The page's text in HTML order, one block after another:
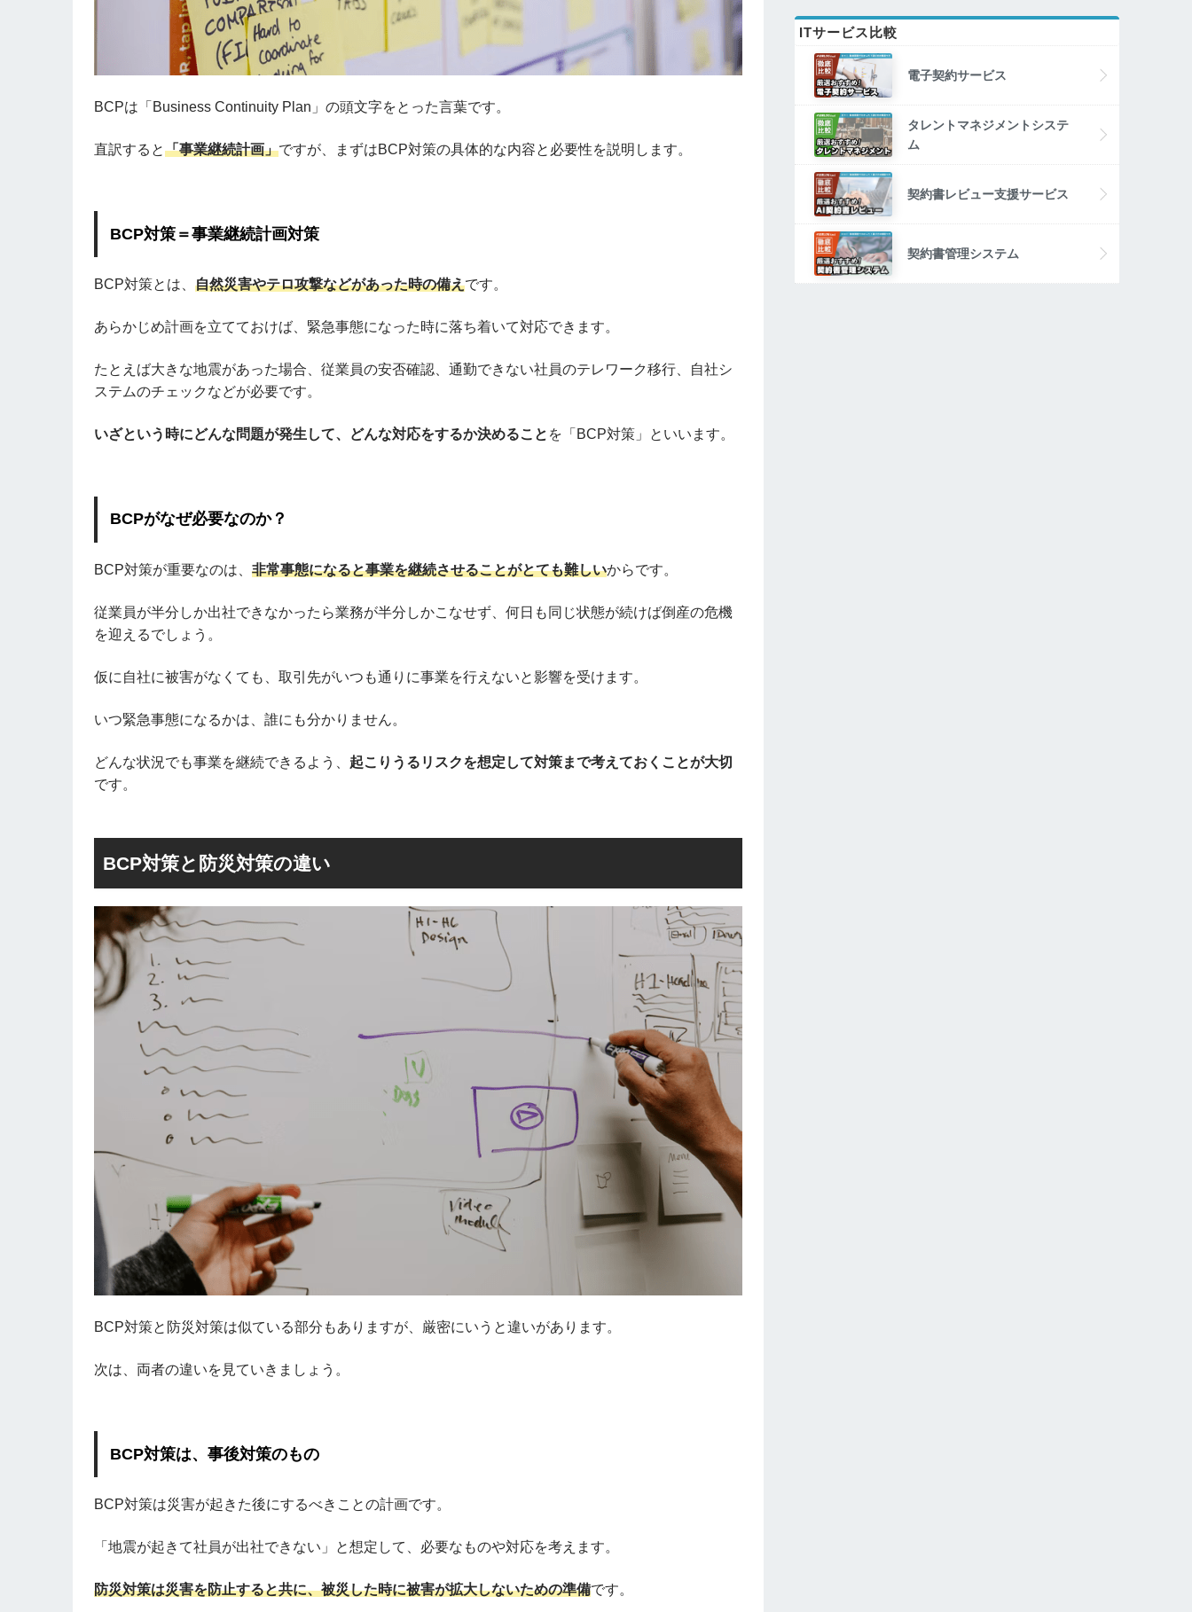
BCPは「Business Continuity Plan」の頭文字をとった言葉です。
直訳すると「事業継続計画」ですが、まずはBCP対策の具体的な内容と必要性を説明します。
BCP対策＝事業継続計画対策
BCP対策とは、 自然災害やテロ攻撃などがあった時の備えです。
あらかじめ計画を立てておけば、緊急事態になった時に落ち着いて対応できます。
たとえば大きな地震があった場合、従業員の安否確認、通勤できない社員のテレワーク移行、自社シ
ステムのチェックなどが必要です。
いざという時にどんな問題が発生して、どんな対応をするか決めること を「BCP対策」といいます。
BCPがなぜ必要なのか？
BCP対策が重要なのは、 非常事態になると事業を継続させることがとても難しいからです。
従業員が半分しか出社できなかったら業務が半分しかこなせず、何日も同じ状態が続けば倒産の危機
を迎えるでしょう。
仮に自社に被害がなくても、取引先がいつも通りに事業を行えないと影響を受けます。
いつ緊急事態になるかは、誰にも分かりません。
どんな状況でも事業を継続できるよう、 起こりうるリスクを想定して対策まで考えておくことが大切
です。
BCP対策と防災対策の違い
BCP対策と防災対策は似ている部分もありますが、厳密にいうと違いがあります。
次は、両者の違いを見ていきましょう。
BCP対策は、事後対策のもの
BCP対策は災害が起きた後にするべきことの計画です。
「地震が起きて社員が出社できない」と想定して、必要なものや対応を考えます。
防災対策は災害を防止すると共に、被災した時に被害が拡大しないための準備です。
ITサービス比較
電子契約サービス
タレントマネジメントシステ
ム
契約書レビュー支援サービス
契約書管理システム